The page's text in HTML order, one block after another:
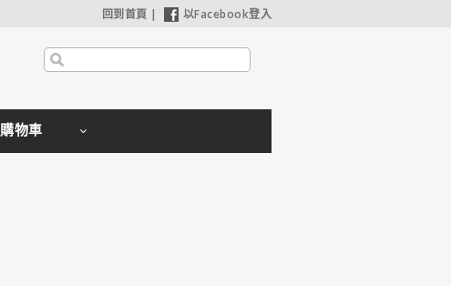
回到首頁 | 以Facebook登入
購物車